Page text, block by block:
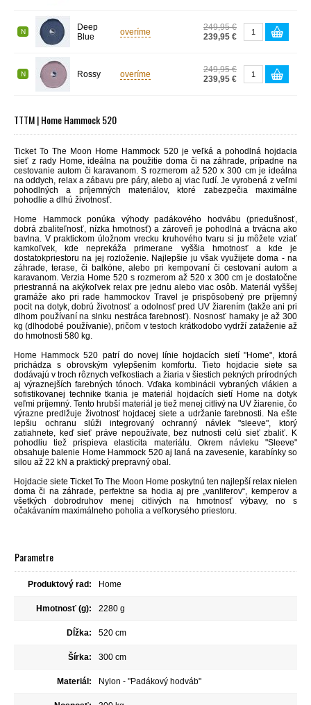
N
Deep
Blue
overíme
249,95 €
239,95 €
N Rossy overíme
249,95 €
239,95 €
TTTM | Home Hammock 520
Ticket To The Moon Home Hammock 520 je veľká a pohodlná hojdacia
sieť z rady Home, ideálna na použitie doma či na záhrade, prípadne na
cestovanie autom či karavanom. S rozmerom až 520 x 300 cm je ideálna
na oddych, relax a zábavu pre páry, alebo aj viac ľudí. Je vyrobená z veľmi
pohodlných a príjemných materiálov, ktoré zabezpečia maximálne
pohodlie a dlhú životnosť.
Home Hammock ponúka výhody padákového hodvábu (priedušnosť,
dobrá zbaliteľnosť, nízka hmotnosť) a zároveň je pohodlná a trvácna ako
bavlna. V praktickom úložnom vrecku kruhového tvaru si ju môžete vziať
kamkoľvek, kde neprekáža primerane vyššia hmotnosť a kde je
dostatokpriestoru na jej rozloženie. Najlepšie ju však využijete doma - na
záhrade, terase, či balkóne, alebo pri kempovaní či cestovaní autom a
karavanom. Verzia Home 520 s rozmerom až 520 x 300 cm je dostatočne
priestranná na akýkoľvek relax pre jednu alebo viac osôb. Materiál vyššej
gramáže ako pri rade hammockov Travel je prispôsobený pre príjemný
pocit na dotyk, dobrú životnosť a odolnosť pred UV žiarením (takže ani pri
dlhom používaní na slnku nestráca farebnosť). Nosnosť hamaky je až 300
kg (dlhodobé používanie), pričom v testoch krátkodobo vydrží zataženie až
do hmotnosti 580 kg.
Home Hammock 520 patrí do novej línie hojdacích sietí "Home", ktorá
prichádza s obrovským vylepšením komfortu. Tieto hojdacie siete sa
dodávajú v troch rôznych veľkostiach a žiaria v šiestich pekných prírodných
aj výraznejších farebných tónoch. Vďaka kombinácii vybraných vlákien a
sofistikovanej technike tkania je materiál hojdacích sietí Home na dotyk
veľmi príjemný. Tento hrubší materiál je tiež menej citlivý na UV žiarenie, čo
výrazne predlžuje životnosť hojdacej siete a udržanie farebnosti. Na ešte
lepšiu ochranu slúži integrovaný ochranný návlek "sleeve", ktorý
zatiahnete, keď sieť práve nepoužívate, bez nutnosti celú sieť zbaliť. K
pohodliu tiež prispieva elasticita materiálu. Okrem návleku "Sleeve"
obsahuje balenie Home Hammock 520 aj laná na zavesenie, karabínky so
silou až 22 kN a praktický prepravný obal.
Hojdacie siete Ticket To The Moon Home poskytnú ten najlepší relax nielen
doma či na záhrade, perfektne sa hodia aj pre „vanliferov“, kemperov a
všetkých dobrodruhov menej citlivých na hmotnosť výbavy, no s
očakávaním maximálneho poholia a veľkorysého priestoru.
Parametre
Produktový rad: Home
Hmotnosť (g): 2280 g
Dĺžka: 520 cm
Šírka: 300 cm
Materiál: Nylon - "Padákový hodváb"